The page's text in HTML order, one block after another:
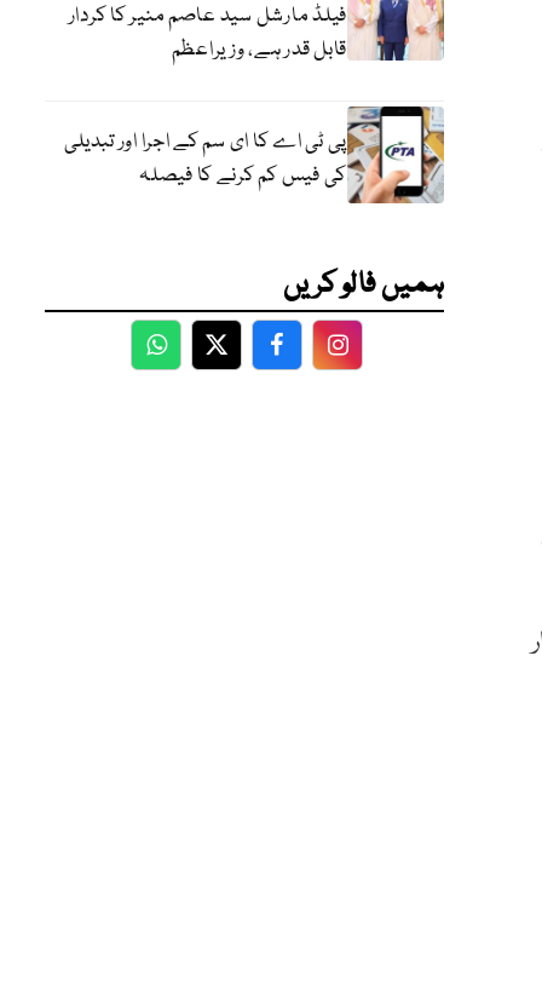
فیلڈ مارشل سید عاصم منیر کا کردار
قابل قدر ہے، وزیراعظم
پی ٹی اے کا ای سم کے اجرا اور تبدیلی
کی فیس کم کرنے کا فیصلہ
ہمیں فالو کریں
WhatsApp
TwitterFacebookFacebook